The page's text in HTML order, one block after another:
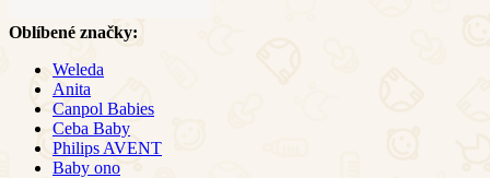
Oblíbené značky:
Weleda
Anita
Canpol Babies
Ceba Baby
Philips AVENT
Baby ono